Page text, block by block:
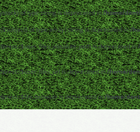
of type string is deprecated in/home/
of type array|string is deprecated in/
is deprecated in
is deprecated in/home/
is deprecated in/home/